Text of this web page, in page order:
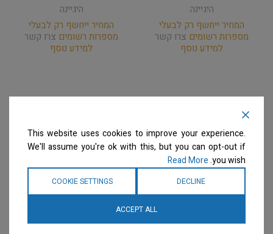
היגיינה
המחיר ייחשף רק לבעלי
מספרות רשומים צרו קשר
למידע נוסף
היגיינה
המחיר ייחשף רק לבעלי
מספרות רשומים צרו קשר
למידע נוסף
This website uses cookies to improve your experience.
We'll assume you're ok with this, but you can opt-out if
you wish.
Read More
DECLINE
COOKIE SETTINGS
ACCEPT ALL